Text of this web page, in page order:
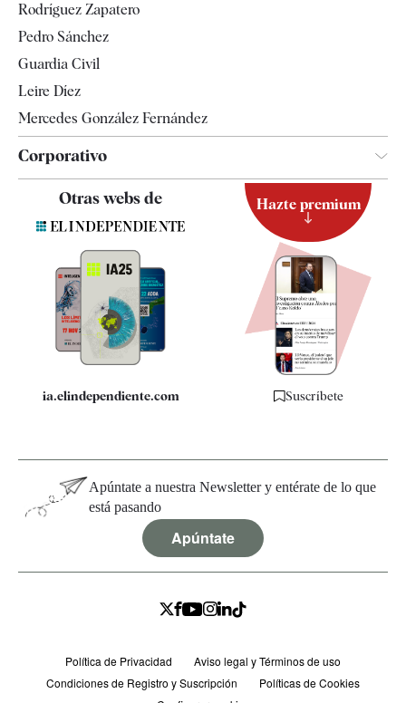
Televisión
Rodríguez Zapatero
Pedro Sánchez
Guardia Civil
Leire Díez
Mercedes González Fernández
Corporativo
Contacto
Quiénes somos
Especificaciones
Otras webs de
ia.elindependiente.com
Hazte premium
Suscríbete
Apúntate a nuestra Newsletter y entérate de lo que
está pasando
Apúntate
Política de Privacidad
Aviso legal y Términos de uso
Condiciones de Registro y Suscripción
Políticas de Cookies